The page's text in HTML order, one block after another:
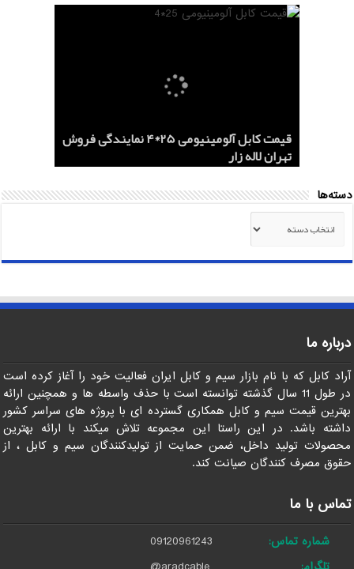
قیمت کابل آلومینیومی 25*4 نمایندگی فروش
تهران لاله زار
هادی آلومینیومی هوایی 50*1 AAC و AAAC
صادرات ماهان کابل
هادی هوایی آلومینیومی AAC و ACSR
صادرات به عراق + ماهان کابل امیر
کابل اردستان 2.5*3 لاستیکی نسوز لیست
قیمت روز
کابل 1.5*2 لاستیکی اردستان مرکز خرید
دسته‌ها
درباره ما
آراد کابل که با نام بازار سیم و کابل ایران فعالیت خود را آغاز کرده است
در طول 11 سال گذشته توانسته است با حذف واسطه ها و همچنین ارائه
بهترین قیمت سیم و کابل همکاری گسترده ای با پروژه های سراسر کشور
داشته باشد. در این راستا این مجموعه تلاش میکند با ارائه بهترین
محصولات تولید داخل، ضمن حمایت از تولیدکنندگان سیم و کابل ، از
حقوق مصرف کنندگان صیانت کند.
تماس با ما
شماره تماس:
09120961243